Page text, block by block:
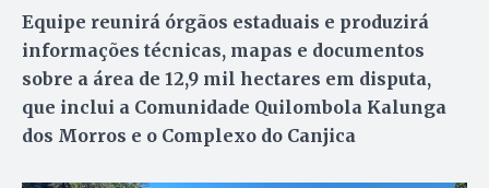
Equipe reunirá órgãos estaduais e produzirá
informações técnicas, mapas e documentos
sobre a área de 12,9 mil hectares em disputa,
que inclui a Comunidade Quilombola Kalunga
dos Morros e o Complexo do Canjica